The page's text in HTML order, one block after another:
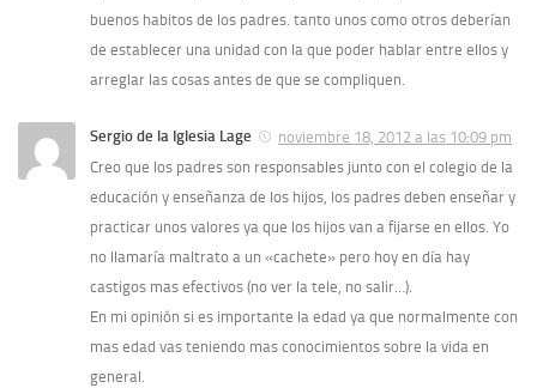
buenos habitos de los padres. tanto unos como otros deberí­an
de establecer una unidad con la que poder hablar entre ellos y
arreglar las cosas antes de que se compliquen.
Sergio de la Iglesia Lage
noviembre 18, 2012 a las 10:09 pm
Creo que los padres son responsables junto con el colegio de la
educación y enseñanza de los hijos, los padres deben enseñar y
practicar unos valores ya que los hijos van a fijarse en ellos. Yo
no llamarí­a maltrato a un «cachete» pero hoy en dí­a hay
castigos mas efectivos (no ver la tele, no salir…).
En mi opinión si es importante la edad ya que normalmente con
mas edad vas teniendo mas conocimientos sobre la vida en
general.